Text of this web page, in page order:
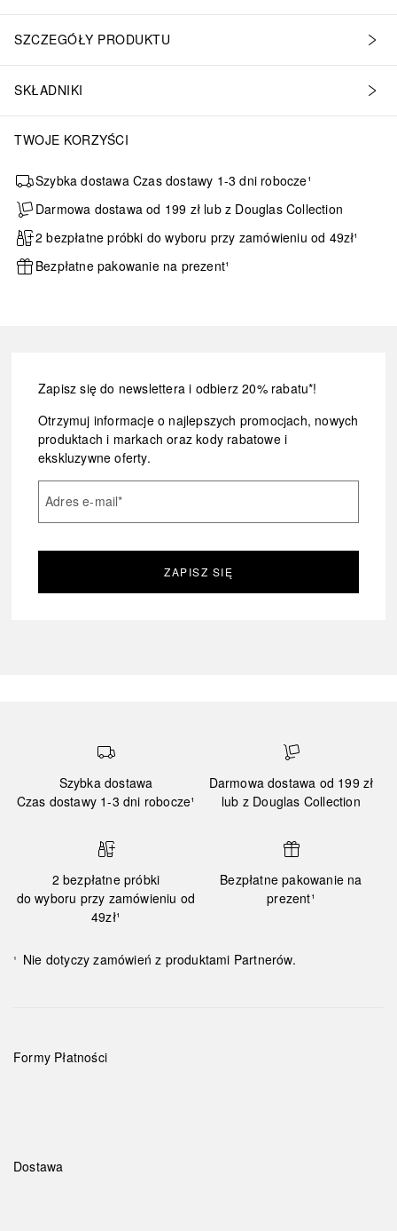
SZCZEGÓŁY PRODUKTU
SKŁADNIKI
TWOJE KORZYŚCI
Szybka dostawa Czas dostawy 1-3 dni robocze¹
Darmowa dostawa od 199 zł lub z Douglas Collection
2 bezpłatne próbki do wyboru przy zamówieniu od 49zł¹
Bezpłatne pakowanie na prezent¹
Zapisz się do newslettera i odbierz 20% rabatu*!
Otrzymuj informacje o najlepszych promocjach, nowych
produktach i markach oraz kody rabatowe i
ekskluzywne oferty.
Adres e-mail*
ZAPISZ SIĘ
Szybka dostawa
Czas dostawy 1-3 dni robocze¹
Darmowa dostawa od 199 zł
lub z Douglas Collection
2 bezpłatne próbki
do wyboru przy zamówieniu od
49zł¹
Bezpłatne pakowanie na
prezent¹
¹ Nie dotyczy zamówień z produktami Partnerów.
Formy Płatności
Dostawa